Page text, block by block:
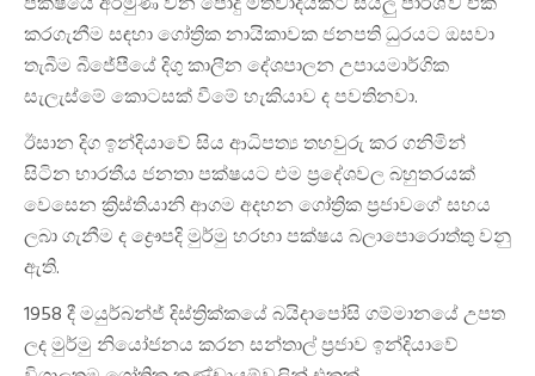
කරගැනීම සඳහා ගෝත්‍රික නායිකාවක ජනපති ධුරයට ඔසවා
තැබීම බීජේපීයේ දිගු කාලීන දේශපාලන උපායමාර්ගික
සැලැස්මේ කොටසක් වීමේ හැකියාව ද පවතිනවා.
ඊසාන දිග ඉන්දියාවේ සිය ආධිපත්‍ය තහවුරු කර ගනිමින්
සිටින භාරතීය ජනතා පක්ෂයට එම ප්‍රදේශවල බහුතරයක්
වෙසෙන ක්‍රිස්තියානි ආගම අදහන ගෝත්‍රික ප්‍රජාවගේ සහය
ලබා ගැනීම ද ද්‍රෞපදි මුර්මු හරහා පක්ෂය බලාපොරොත්තු වනු
ඇති.
1958 දී මයුර්බන්ජ් දිස්ත්‍රික්කයේ බයිදාපෝසි ගම්මානයේ උපත
ලද මුර්මු නියෝජනය කරන සන්තාල් ප්‍රජාව ඉන්දියාවේ